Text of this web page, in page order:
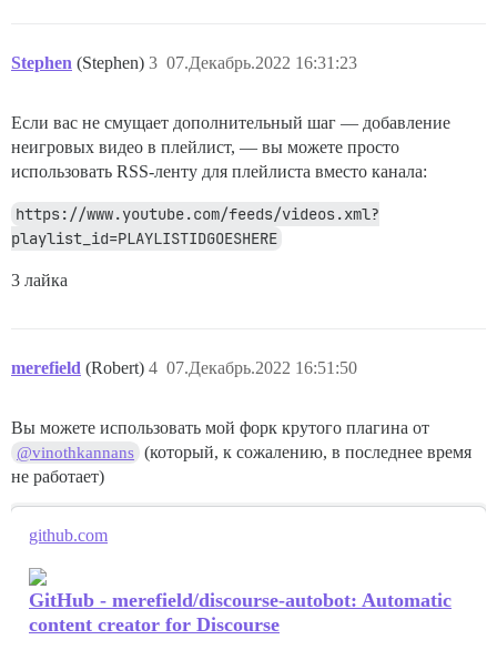
Stephen (Stephen) 07.Декабрь.2022 16:31:23
3
Если вас не смущает дополнительный шаг — добавление
неигровых видео в плейлист, — вы можете просто
использовать RSS-ленту для плейлиста вместо канала:
https://www.youtube.com/feeds/videos.xml?
playlist_id=PLAYLISTIDGOESHERE
3 лайка
merefield (Robert) 07.Декабрь.2022 16:51:50
4
Вы можете использовать мой форк крутого плагина от
@vinothkannans (который, к сожалению, в последнее время
не работает)
github.com
GitHub - merefield/discourse-autobot: Automatic
content creator for Discourse